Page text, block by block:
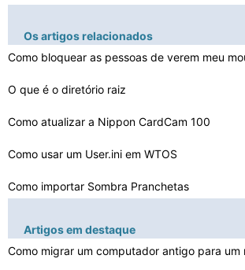
Os artigos relacionados
O que é o diretório raiz
Como atualizar a Nippon CardCam 100
Como usar um User.ini em WTOS
Como importar Sombra Pranchetas
Artigos em destaque